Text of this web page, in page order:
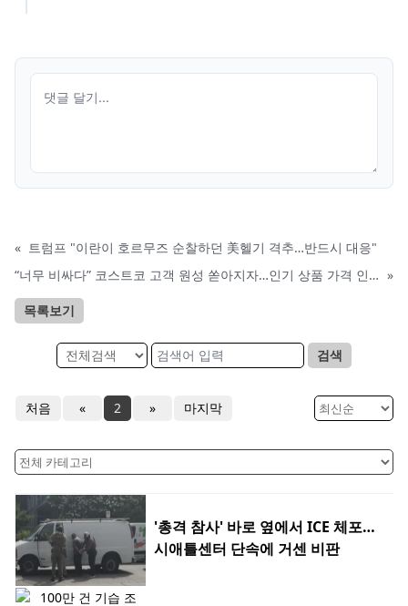
« 트럼프 "이란이 호르무즈 순찰하던 美헬기 격추…반드시 대응"
“너무 비싸다” 코스트코 고객 원성 쏟아지자…인기 상품 가격 인하 »
목록보기
검색
처음 « 2 » 마지막
'총격 참사' 바로 옆에서 ICE 체포…
시애틀센터 단속에 거센 비판